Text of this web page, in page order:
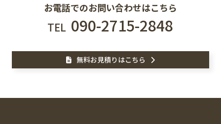
お電話でのお問い合わせはこちら
TEL 090-2715-2848
無料お見積りはこちら